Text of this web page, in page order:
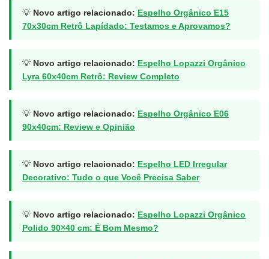
💡 Novo artigo relacionado: Espelho Orgânico E15
70x30cm Retrô Lapídado: Testamos e Aprovamos?
💡 Novo artigo relacionado: Espelho Lopazzi Orgânico
Lyra 60x40cm Retrô: Review Completo
💡 Novo artigo relacionado: Espelho Orgânico E06
90x40cm: Review e Opinião
💡 Novo artigo relacionado: Espelho LED Irregular
Decorativo: Tudo o que Você Precisa Saber
💡 Novo artigo relacionado: Espelho Lopazzi Orgânico
Polido 90×40 cm: É Bom Mesmo?